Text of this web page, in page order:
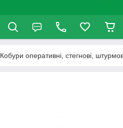
Кобури оперативні, стегнові,